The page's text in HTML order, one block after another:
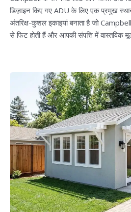
डिज़ाइन किए गए ADU के लिए एक प्रमुख
अंतरिक्ष-कुशल इकाइयां बनाता है जो
से फिट होती हैं और आपकी संपत्ति में वास्तविक